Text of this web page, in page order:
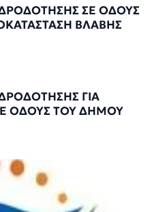
ΣΕ ΟΔΟΥΣ
ΒΛΑΒΗΣ
ΓΙΑ
ΟΔΟΥΣ ΤΟΥ ΔΗΜΟΥ